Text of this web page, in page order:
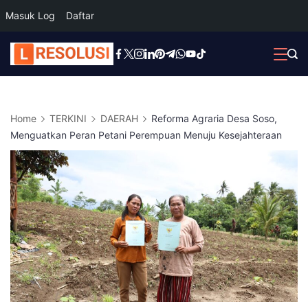
Masuk Log Daftar
Skip
to
Home TERKINI DAERAH
Reforma Agraria Desa Soso,
Menguatkan Peran Petani Perempuan Menuju Kesejahteraan